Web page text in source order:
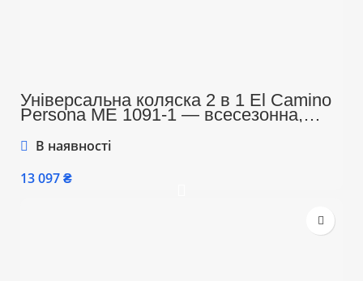
Універсальна коляска 2 в 1 El Camino
Persona ME 1091-1 — всесезонна,
легка, з подвійною вентиляцією та
компактним блоком для прогулянок,
В наявності
₴